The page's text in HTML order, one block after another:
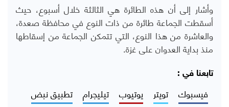
وأشار إلى أن هذه الطائرة هي الثالثة خلال أسبوع، حيث
أسقطت الجماعة طائرة من ذات النوع في محافظة صعدة،
والعاشرة من هذا النوع، التي تتمكن الجماعة من إسقاطها
منذ بداية العدوان على غزة.
تابعنا في :
فيسبوك تويتر يوتيوب تيليجرام تطبيق نبض